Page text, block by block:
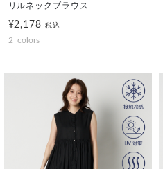
リルネックブラウス
¥2,178税込
2 colors